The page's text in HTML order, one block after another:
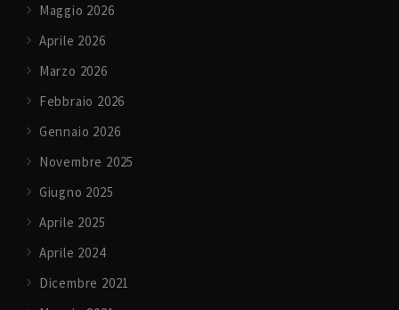
Maggio 2026
Aprile 2026
Marzo 2026
Febbraio 2026
Gennaio 2026
Novembre 2025
Giugno 2025
Aprile 2025
Aprile 2024
Dicembre 2021